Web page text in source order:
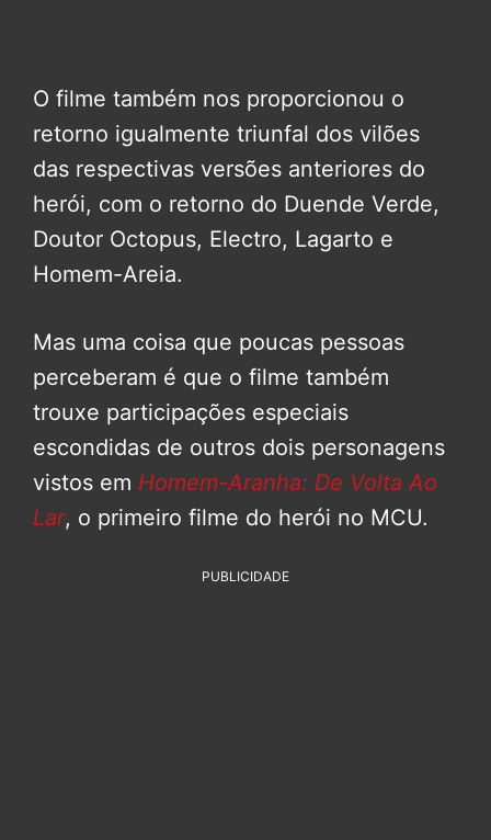
O filme também nos proporcionou o
retorno igualmente triunfal dos vilões
das respectivas versões anteriores do
herói, com o retorno do Duende Verde,
Doutor Octopus, Electro, Lagarto e
Homem-Areia.
Mas uma coisa que poucas pessoas
perceberam é que o filme também
trouxe participações especiais
escondidas de outros dois personagens
vistos em Homem-Aranha: De Volta Ao
Lar, o primeiro filme do herói no MCU.
PUBLICIDADE